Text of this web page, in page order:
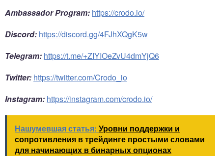
Ambassador Program: https://crodo.io/
Discord: https://discord.gg/4FJhXQgK5w
Telegram: https://t.me/+ZIYIOeZvU4dmYjQ6
Twitter: https://twitter.com/Crodo_io
Instagram: https://instagram.com/crodo.io/
Нашумевшая статья: Уровни поддержки и
сопротивления в трейдинге простыми словами
для начинающих в бинарных опционах